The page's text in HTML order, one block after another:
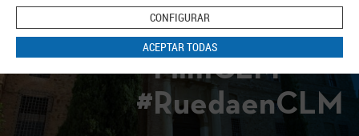
CONFIGURAR
ACEPTAR TODAS
#FilmCLM
#RuedaenCLM